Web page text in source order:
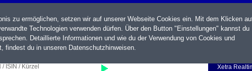
/ ISIN / Kürzel
Xetra
zu ermöglichen, setzen wir auf unserer Webseite Cookies ein. Mit dem Klicken
Technologien verwenden dürfen. Über den Button "Einstellungen" kannst du
Detaillierte Informationen und wie du der Verwendung von Cookies und
findest du in unseren Datenschutzhinweisen.